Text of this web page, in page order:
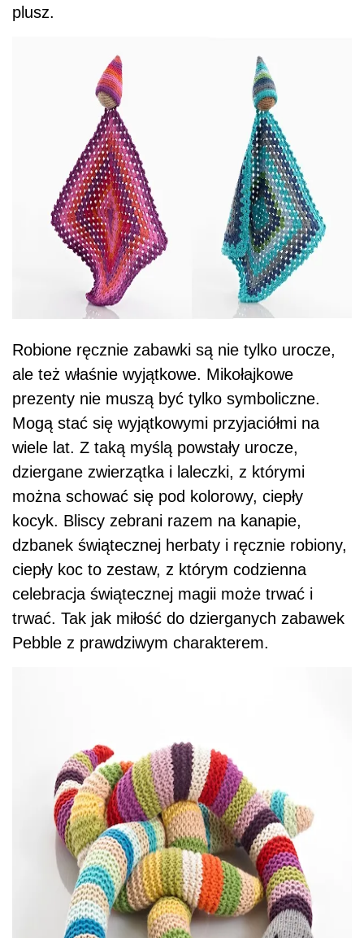
plusz.
Robione ręcznie zabawki są nie tylko urocze,
ale też właśnie wyjątkowe. Mikołajkowe
prezenty nie muszą być tylko symboliczne.
Mogą stać się wyjątkowymi przyjaciółmi na
wiele lat. Z taką myślą powstały urocze,
dziergane zwierzątka i laleczki, z którymi
można schować się pod kolorowy, ciepły
kocyk. Bliscy zebrani razem na kanapie,
dzbanek świątecznej herbaty i ręcznie robiony,
ciepły koc to zestaw, z którym codzienna
celebracja świątecznej magii może trwać i
trwać. Tak jak miłość do dzierganych zabawek
Pebble z prawdziwym charakterem.